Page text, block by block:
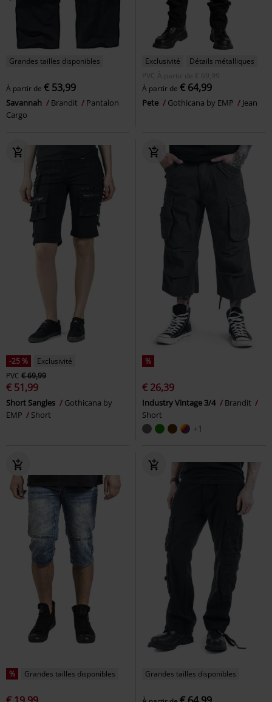
Grandes tailles disponibles
À partir de € 53,99
Savannah Brandit
Pantalon
Cargo
Exclusivité
Détails métalliques
PVC
À partir de € 69,99
À partir de € 64,99
Pete Gothicana by EMP Jean
-25 %
Exclusivité
PVC € 69,99
€ 51,99
Short Sangles
Gothicana by
EMP
Short
%
€ 26,39
Industry Vintage 3/4
Brandit
Short
+1
% Grandes tailles disponibles Grandes tailles disponibles